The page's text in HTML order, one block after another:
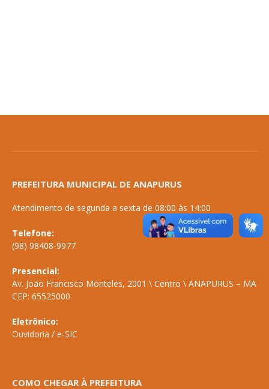
PREFEITURA MUNICIPAL DE ANAPURUS
Atendimento de segunda a sexta de 08:00 às 14:00
Telefone:
(98) 98408-9977
Presencial:
Av. João Francisco Monteles, 2001 \ Centro \ ANAPURUS – MA
CEP: 65525000
Eletrônico:
Ouvidoria / e-SIC
COMO CHEGAR À PREFEITURA